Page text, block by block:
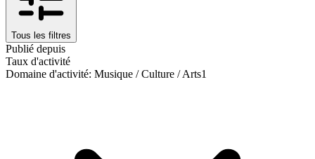
Tous les filtres
Publié depuis
Taux d'activité
Domaine d'activité: Musique / Culture / Arts1